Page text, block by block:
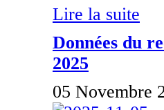
Lire la suite
Données du
2025
05 Novembre